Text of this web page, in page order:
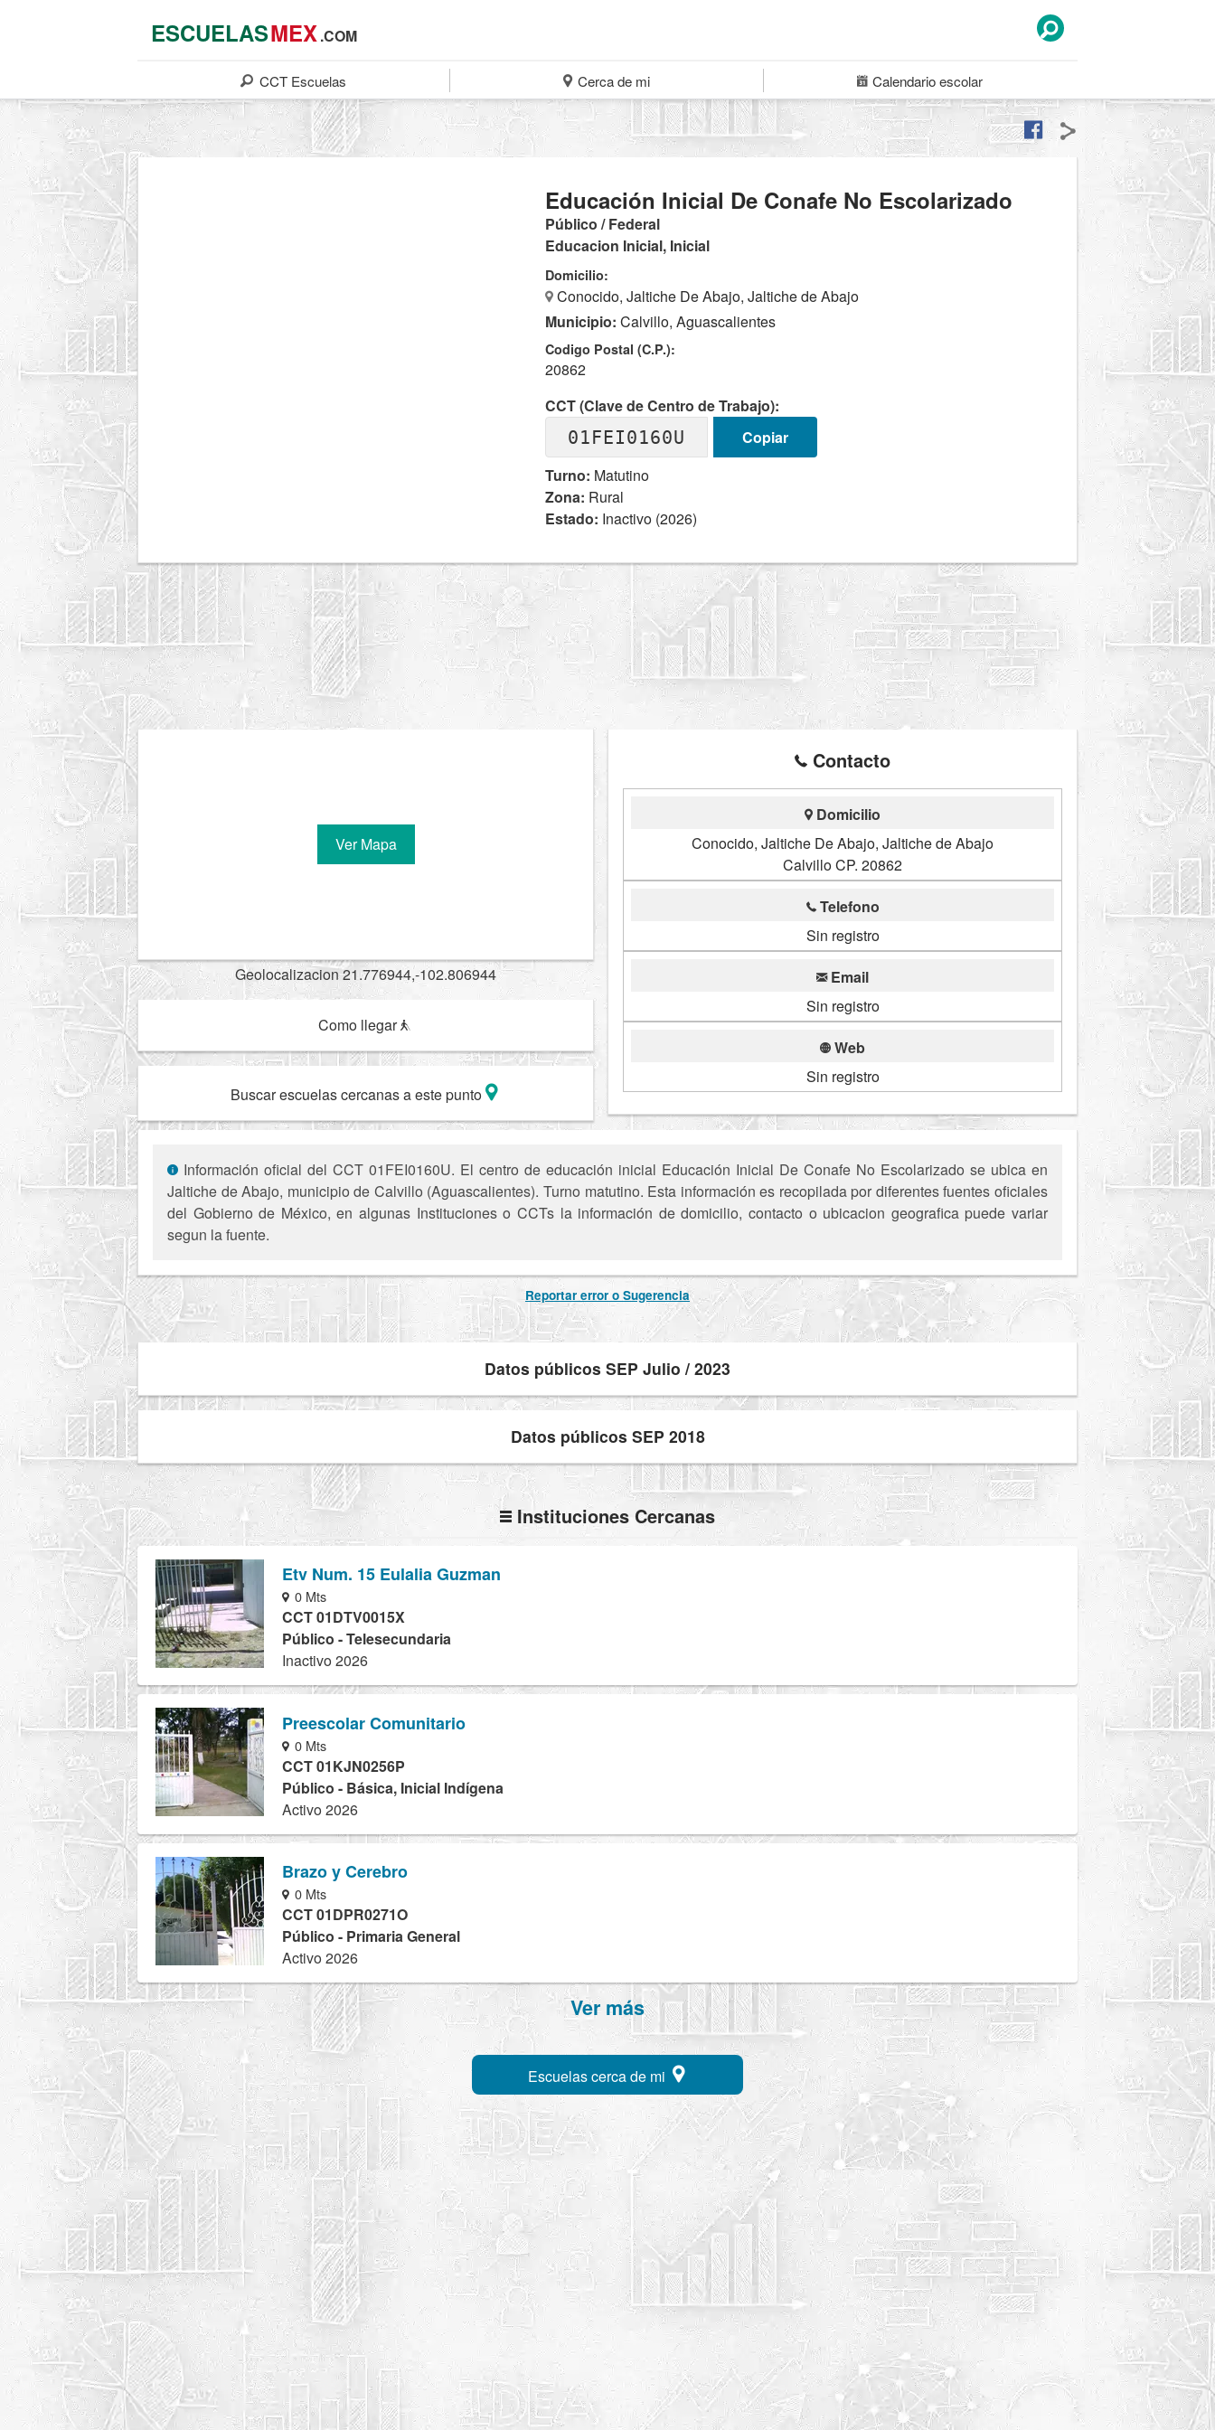
ESCUELASMEX.COM
CCT Escuelas Cerca de mi Calendarioescolar
Educación Inicial De Conafe No Escolarizado
Público / Federal
Educacion Inicial, Inicial
Domicilio:
Conocido, Jaltiche De Abajo, Jaltiche de Abajo
Municipio: Calvillo, Aguascalientes
Codigo Postal (C.P.):
20862
CCT (Clave de Centro de Trabajo):
01FEI0160U
Copiar
Turno: Matutino
Zona: Rural
Estado: Inactivo (2026)
Ver Mapa
Geolocalizacion 21.776944,-102.806944
Como llegar
Buscar escuelas cercanas a este punto
Contacto
Domicilio
Conocido, Jaltiche De Abajo, Jaltiche de Abajo
Calvillo CP. 20862
Telefono
Sin registro
Email
Sin registro
Web
Sin registro
Información oficial del CCT 01FEI0160U. El centro de educación inicial Educación Inicial De Conafe No Escolarizado se ubica en
Jaltiche de Abajo, municipio de Calvillo (Aguascalientes). Turno matutino. Esta información es recopilada por diferentes fuentes oficiales
del Gobierno de México, en algunas Instituciones o CCTs la información de domicilio, contacto o ubicacion geografica puede variar
segun la fuente.
Reportar error o Sugerencia
Datos públicos SEP Julio / 2023
Datos públicos SEP 2018
Instituciones Cercanas
Etv Num. 15 Eulalia Guzman
0 Mts
CCT 01DTV0015X
Público - Telesecundaria
Inactivo 2026
Preescolar Comunitario
0 Mts
CCT 01KJN0256P
Público - Básica, Inicial Indígena
Activo 2026
Brazo y Cerebro
0 Mts
CCT 01DPR0271O
Público - Primaria General
Activo 2026
Ver más
Escuelas cerca de mi